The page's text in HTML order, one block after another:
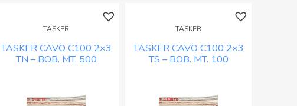
TASKER
TASKER CAVO C100 2×3
TN – BOB. MT. 500
TASKER
TASKER CAVO C100 2×3
TS – BOB. MT. 100